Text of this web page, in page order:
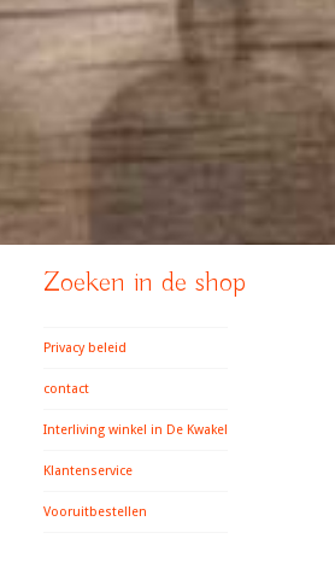
Zoeken in de shop
Privacy beleid
contact
Interliving winkel in De Kwakel
Klantenservice
Vooruitbestellen